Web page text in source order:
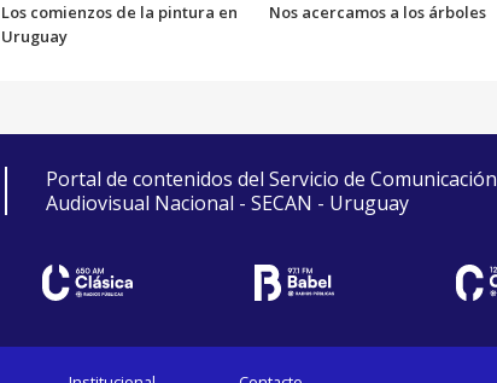
Los comienzos de la pintura en
Uruguay
Nos acercamos a los árboles
Portal de contenidos del Servicio de Comunicación
Audiovisual Nacional - SECAN - Uruguay